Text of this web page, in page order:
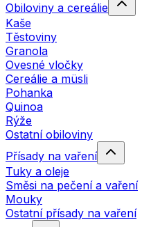
Obiloviny a cereálie
Kaše
Těstoviny
Granola
Ovesné vločky
Cereálie a müsli
Pohanka
Quinoa
Rýže
Ostatní obiloviny
Přísady na vaření
Tuky a oleje
Směsi na pečení a vaření
Mouky
Ostatní přísady na vaření